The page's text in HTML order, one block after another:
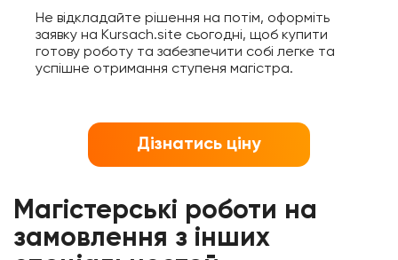
Не відкладайте рішення на потім, оформіть
заявку на Kursach.site сьогодні, щоб купити
готову роботу та забезпечити собі легке та
успішне отримання ступеня магістра.
Дізнатись ціну
Магістерські роботи на
замовлення з інших